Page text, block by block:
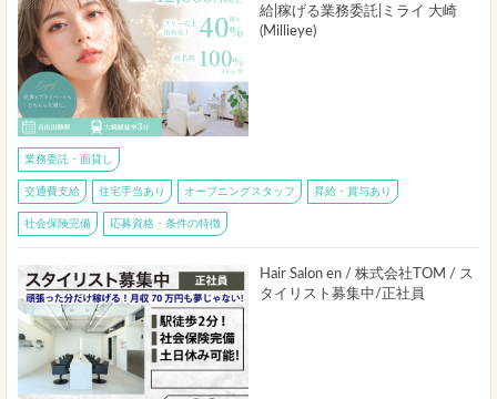
給|稼げる業務委託|ミライ 大崎
(Millieye)
業務委託・面貸し
交通費支給 住宅手当あり オープニングスタッフ 昇給・賞与あり
社会保険完備 応募資格・条件の特徴
Hair Salon en / 株式会社TOM / ス
タイリスト募集中/正社員